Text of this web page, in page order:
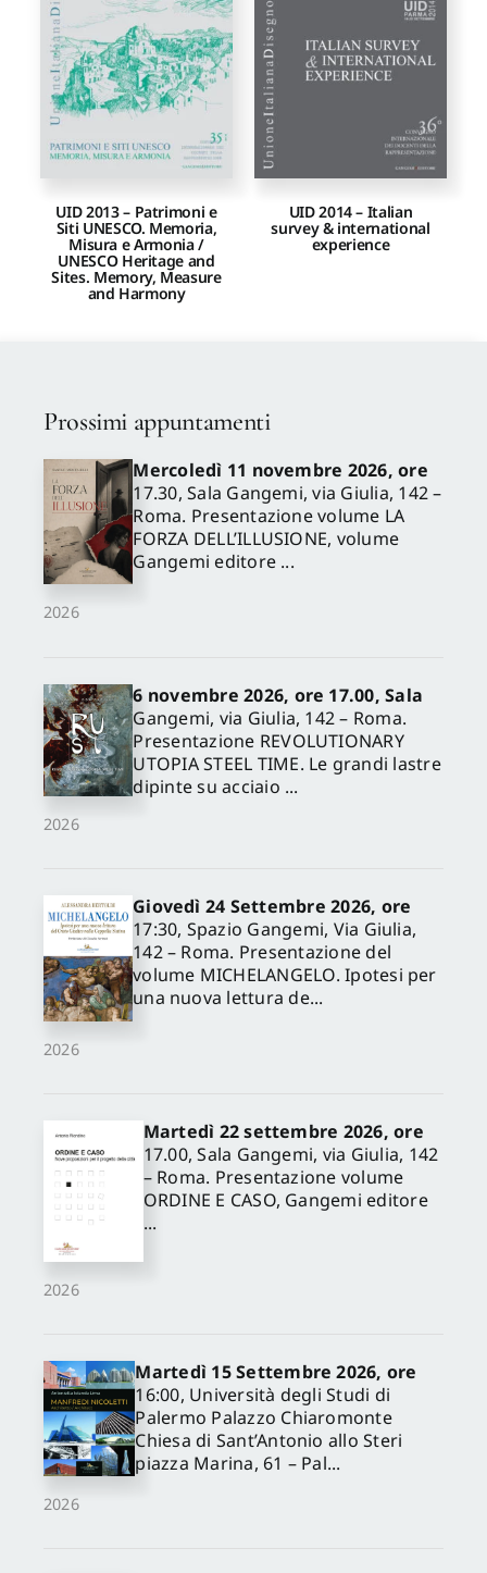
Proposte di pubblicazione
Gangemi Editore
UID 2013 – Patrimoni e
Siti UNESCO. Memoria,
Misura e Armonia /
UNESCO Heritage and
Sites. Memory, Measure
and Harmony
UID 2014 – Italian
survey & international
experience
Prossimi appuntamenti
2026
Mercoledì 11 novembre 2026, ore
17.30, Sala Gangemi, via Giulia, 142 –
Roma. Presentazione volume LA
FORZA DELL’ILLUSIONE, volume
Gangemi editore ...
2026
6 novembre 2026, ore 17.00, Sala
Gangemi, via Giulia, 142 – Roma.
Presentazione REVOLUTIONARY
UTOPIA STEEL TIME. Le grandi lastre
dipinte su acciaio ...
2026
Giovedì 24 Settembre 2026, ore
17:30, Spazio Gangemi, Via Giulia,
142 – Roma. Presentazione del
volume MICHELANGELO. Ipotesi per
una nuova lettura de...
2026
Martedì 22 settembre 2026, ore
17.00, Sala Gangemi, via Giulia, 142
– Roma. Presentazione volume
ORDINE E CASO, Gangemi editore
...
2026
Martedì 15 Settembre 2026, ore
16:00, Università degli Studi di
Palermo Palazzo Chiaromonte
Chiesa di Sant’Antonio allo Steri
piazza Marina, 61 – Pal...